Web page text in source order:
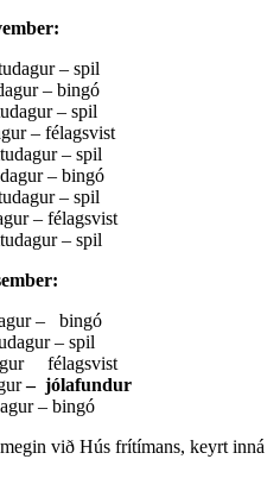
– spil
– bingó
– spil
– félagsvist
– spil
– bingó
– spil
– félagsvist
– spil
– bingó
– spil
félagsvist
– jólafundur
– bingó
við Hús frítímans, keyrt inná